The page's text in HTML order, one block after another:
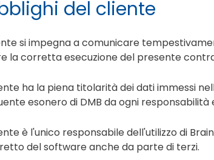
del cliente
si impegna a comunicare
la corretta esecuzione del presente
ha la piena titolarità dei dati immessi
esonero di DMB da ogni
è l'unico responsabile dell'utilizzo di
del software anche da parte di terzi.